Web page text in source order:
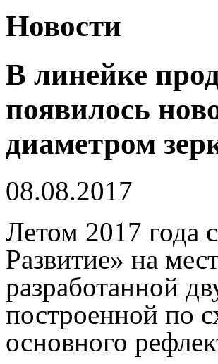
Новости
В линейке
появилось
диаметром
08.08.2017
Летом 2017
Развитие» на
разработанной
построенной по
основного